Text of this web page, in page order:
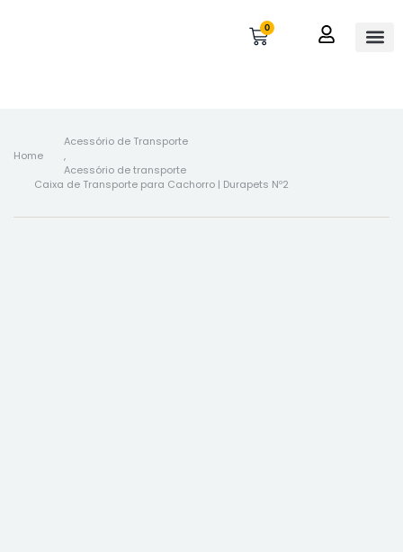
0
Home
Acessório de Transporte
,
Acessório de transporte
Caixa de Transporte para Cachorro | Durapets Nº2